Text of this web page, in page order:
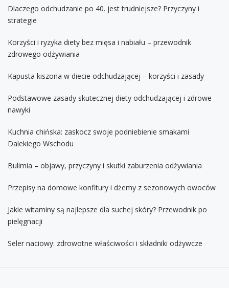
Dlaczego odchudzanie po 40. jest trudniejsze? Przyczyny i
strategie
Korzyści i ryzyka diety bez mięsa i nabiału – przewodnik
zdrowego odżywiania
Kapusta kiszona w diecie odchudzającej – korzyści i zasady
Podstawowe zasady skutecznej diety odchudzającej i zdrowe
nawyki
Kuchnia chińska: zaskocz swoje podniebienie smakami
Dalekiego Wschodu
Bulimia – objawy, przyczyny i skutki zaburzenia odżywiania
Przepisy na domowe konfitury i dżemy z sezonowych owoców
Jakie witaminy są najlepsze dla suchej skóry? Przewodnik po
pielęgnacji
Seler naciowy: zdrowotne właściwości i składniki odżywcze